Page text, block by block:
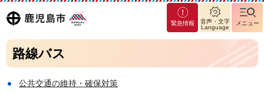
鹿児島
市
マグ
マシ
ティ
島市
緊急情報
音声・文字
Language
メニュー
路線バス
公共交通の維持・確保対策